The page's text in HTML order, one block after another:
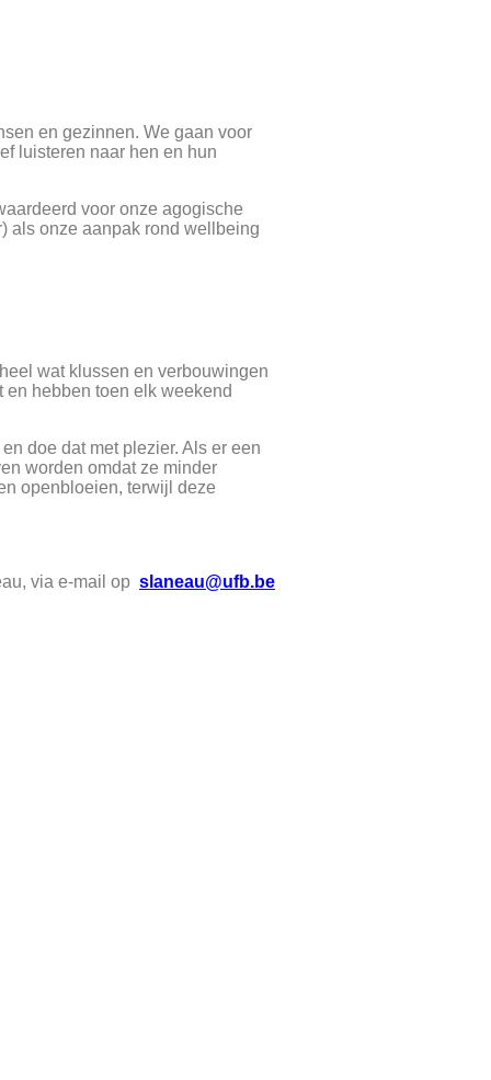
en gezinnen. We gaan voor
luisteren naar hen en hun
voor onze agogische
als onze aanpak rond wellbeing
wat klussen en verbouwingen
hebben toen elk weekend
doe dat met plezier. Als er een
worden omdat ze minder
openbloeien, terwijl deze
via e-mail op slaneau@ufb.be